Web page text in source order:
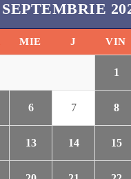
SEPTEMBRIE
MIE J VIN
1
6 7 8
13 14 15